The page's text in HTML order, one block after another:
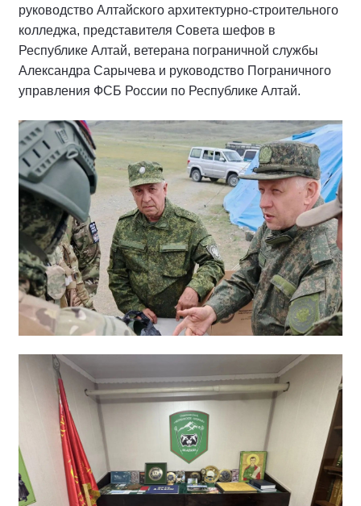
руководство Алтайского архитектурно-строительного
колледжа, представителя Совета шефов в
Республике Алтай, ветерана пограничной службы
Александра Сарычева и руководство Пограничного
управления ФСБ России по Республике Алтай.